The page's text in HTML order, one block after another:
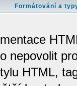
Formátování a
nepovolit
HTML,